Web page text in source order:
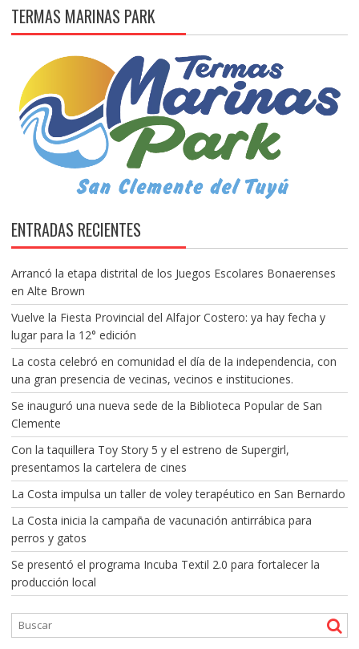
TERMAS MARINAS PARK
ENTRADAS RECIENTES
Arrancó la etapa distrital de los Juegos Escolares Bonaerenses
en Alte Brown
Vuelve la Fiesta Provincial del Alfajor Costero: ya hay fecha y
lugar para la 12° edición
La costa celebró en comunidad el día de la independencia, con
una gran presencia de vecinas, vecinos e instituciones.
Se inauguró una nueva sede de la Biblioteca Popular de San
Clemente
Con la taquillera Toy Story 5 y el estreno de Supergirl,
presentamos la cartelera de cines
La Costa impulsa un taller de voley terapéutico en San Bernardo
La Costa inicia la campaña de vacunación antirrábica para
perros y gatos
Se presentó el programa Incuba Textil 2.0 para fortalecer la
producción local